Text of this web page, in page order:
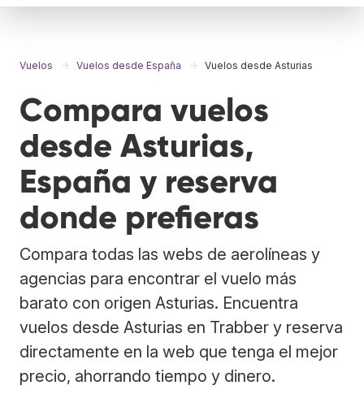
Vuelos Vuelos desde España Vuelos desde Asturias
Compara vuelos
desde Asturias,
España y reserva
donde prefieras
Compara todas las webs de aerolíneas y
agencias para encontrar el vuelo más
barato con origen Asturias. Encuentra
vuelos desde Asturias en Trabber y reserva
directamente en la web que tenga el mejor
precio, ahorrando tiempo y dinero.